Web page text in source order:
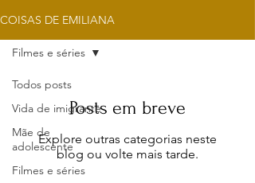
COISAS DE EMILIANA
Todos posts
Vida de imigrante
Mãe de
adolescente
Filmes e séries
Filmes e séries
Posts em breve
Explore outras categorias neste
blog ou volte mais tarde.